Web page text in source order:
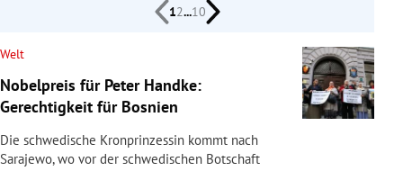
Untermenü
Untermenü
12...10
Welt
Nobelpreis für Peter Handke:
Gerechtigkeit für Bosnien
Die schwedische Kronprinzessin kommt nach
Sarajewo, wo vor der schwedischen Botschaft